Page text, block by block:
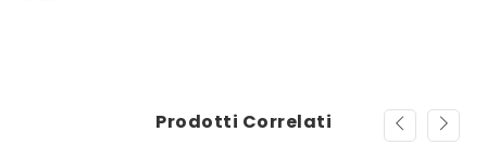
Prodotti Correlati